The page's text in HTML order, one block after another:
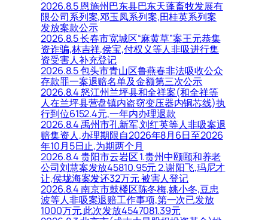
2026.8.5 恩施州巴东县巴东天蓬畜牧发展有
限公司系列案,邓玉凤系列案,田桂英系列案
发放案款公示
2026.8.5 长春市宽城区“麻黄草”案王元恭集
资诈骗,林吉祥,侯宝,付权义等人非吸进行集
资受害人补充登记
2026.8.5 包头市青山区鲁燕春非法吸收公众
存款罪一案退赔名单及金额第三次公示
2026.8.4 怒江州兰坪县和全祥案(和全祥等
人在兰坪县营盘镇内盗窃变压器内铜芯线)执
行到位6152.4元,一年内办理退款
2026.8.4 禹州市孔新军,刘红英等人非吸案退
赔集资人,办理期限自2026年8月6日至2026
年10月5日止,为期两个月
2026.8.4 贵阳市云岩区 1.贵州中颐颐和养老
公司刘慧案发放45810.95元 2.谢阳飞,玛尼才
让,侯垅海案发还32万元 被害人登记
2026.8.4 南京市鼓楼区陈冬梅,姚小冬,豆忠
波等人非吸案退赔工作事项,第一次已发放
1000万元,此次发放4547081.39元